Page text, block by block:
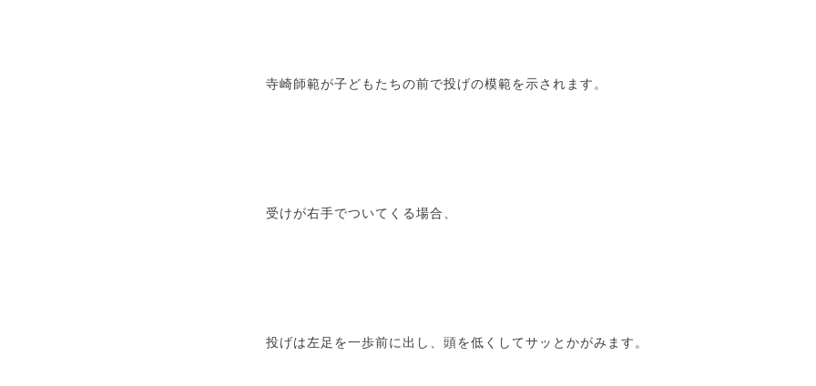
寺崎師範が子どもたちの前で投げの模範を示されます。
受けが右手でついてくる場合、
投げは左足を一歩前に出し、頭を低くしてサッとかがみます。